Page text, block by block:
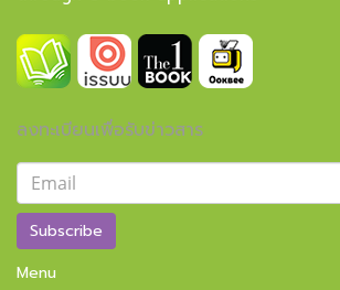
ลงทะเบียนเพื่อรับข่าวสาร
Subscribe
Menu